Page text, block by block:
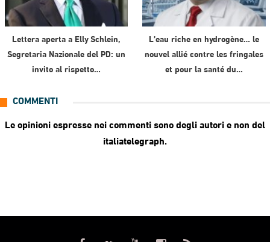
Lettera aperta a Elly Schlein,
Segretaria Nazionale del PD: un
invito al rispetto…
L’eau riche en hydrogène… le
nouvel allié contre les fringales
et pour la santé du…
COMMENTI
Le opinioni espresse nei commenti sono degli autori e non del
italiatelegraph.